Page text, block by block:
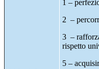
1 –
2 –
3 –
rispetto
5 –